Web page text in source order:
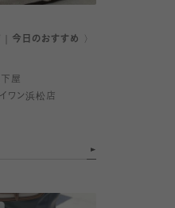
｜今日のおすすめ 〉
屋
ワン浜松店